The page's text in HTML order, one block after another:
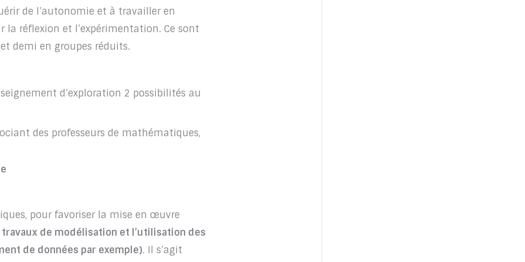
de l’autonomie et à travailler en
la réflexion et l’expérimentation. Ce sont
demi en groupes réduits.
d’exploration 2 possibilités au
des professeurs de mathématiques,
pour favoriser la mise en œuvre
de modélisation et l’utilisation des
de données par exemple). Il s’agit